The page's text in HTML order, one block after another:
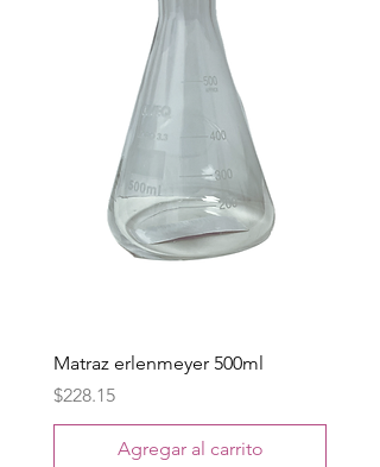
Matraz erlenmeyer 500ml
Precio
$228.15
Agregar al carrito